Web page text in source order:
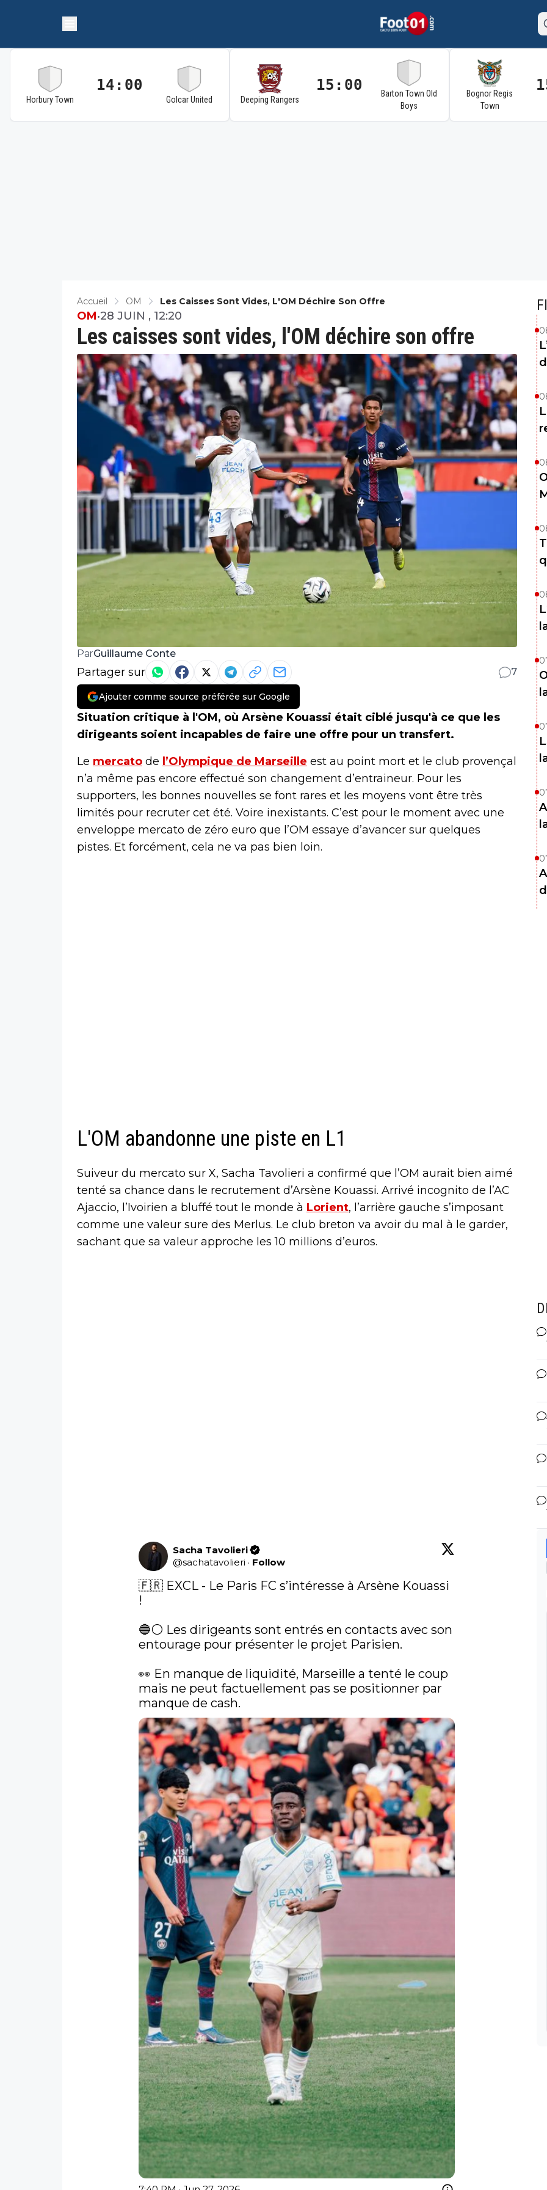
Horbury Town
14:00
Golcar United Deeping Rangers
15:00
Barton Town Old
Boys
Bognor Regis
Town
Accueil OM Les Caisses Sont Vides, L'OM Déchire Son Offre
Les caisses sont vides, l'OM déchire son offre
OM•28 JUIN , 12:20
ParGuillaume Conte
Partager sur 7
Ajouter comme source préférée sur Google
Situation critique à l'OM, où Arsène Kouassi était ciblé jusqu'à ce que les
dirigeants soient incapables de faire une offre pour un transfert.
Le mercato de l’Olympique de Marseille est au point mort et le club provençal
n’a même pas encore effectué son changement d’entraineur. Pour les
supporters, les bonnes nouvelles se font rares et les moyens vont être très
limités pour recruter cet été. Voire inexistants. C’est pour le moment avec une
enveloppe mercato de zéro euro que l’OM essaye d’avancer sur quelques
pistes. Et forcément, cela ne va pas bien loin.
L'OM abandonne une piste en L1
Suiveur du mercato sur X, Sacha Tavolieri a confirmé que l’OM aurait bien aimé
tenté sa chance dans le recrutement d’Arsène Kouassi. Arrivé incognito de l’AC
Ajaccio, l’Ivoirien a bluffé tout le monde à Lorient, l’arrière gauche s’imposant
comme une valeur sure des Merlus. Le club breton va avoir du mal à le garder,
sachant que sa valeur approche les 10 millions d’euros.
Sacha Tavolieri
@sachatavolieri · Follow
🇫🇷 EXCL - Le Paris FC s’intéresse à Arsène Kouassi
!
🔵⚪️ Les dirigeants sont entrés en contacts avec son
entourage pour présenter le projet Parisien.
👀 En manque de liquidité, Marseille a tenté le coup
mais ne peut factuellement pas se positionner par
manque de cash.